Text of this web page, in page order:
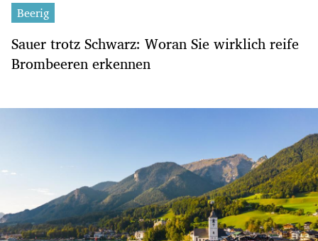
Beerig
Sauer trotz Schwarz: Woran Sie wirklich reife
Brombeeren erkennen